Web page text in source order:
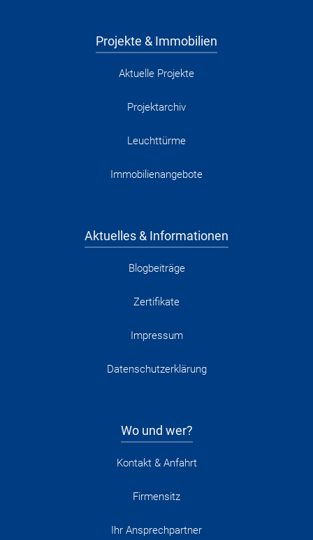
Projekte & Immobilien
Aktuelle Projekte
Projektarchiv
Leuchttürme
Immobilienangebote
Aktuelles & Informationen
Blogbeiträge
Zertifikate
Impressum
Datenschutzerklärung
Wo und wer?
Kontakt & Anfahrt
Firmensitz
Ihr Ansprechpartner